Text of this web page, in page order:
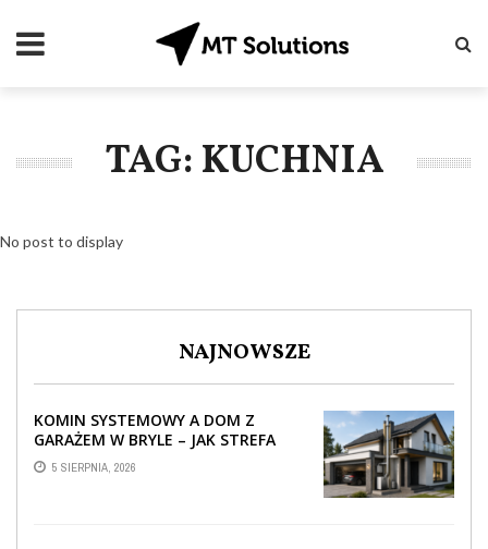
TAG: KUCHNIA
No post to display
NAJNOWSZE
KOMIN SYSTEMOWY A DOM Z
GARAŻEM W BRYLE – JAK STREFA
TECHNICZNA WPŁYWA NA
PROWADZENIE ...
5 SIERPNIA, 2026